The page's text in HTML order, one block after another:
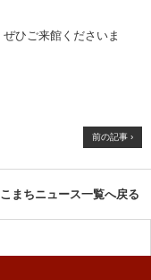
ひご来館くださいま
前の記事 ›
まちニュース一覧へ戻る